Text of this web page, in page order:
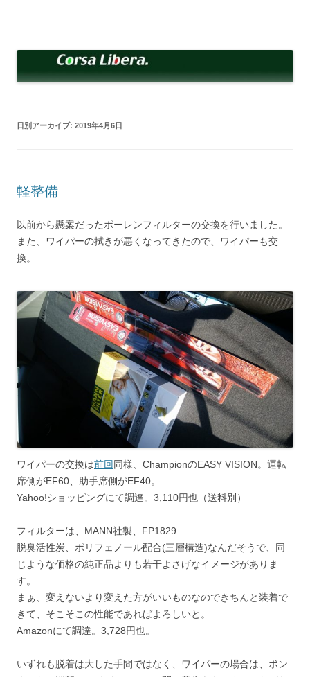
へ
ッ
日別アーカイブ: 2019年4月6日
軽整備
以前から懸案だったポーレンフィルターの交換を行いました。
また、ワイパーの拭きが悪くなってきたので、ワイパーも交
換。
ワイパーの交換は前回同様、ChampionのEASY VISION。運転
席側がEF60、助手席側がEF40。
Yahoo!ショッピングにて調達。3,110円也（送料別）
フィルターは、MANN社製、FP1829
脱臭活性炭、ポリフェノール配合(三層構造)なんだそうで、同
じような価格の純正品よりも若干よさげなイメージがありま
す。
まぁ、変えないより変えた方がいいものなのできちんと装着で
きて、そこそこの性能であればよろしいと。
Amazonにて調達。3,728円也。
いずれも脱着は大した手間ではなく、ワイパーの場合は、ボン